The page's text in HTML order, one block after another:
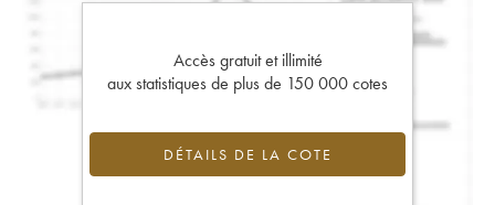
Accès gratuit et illimité
aux statistiques de plus de 150 000 cotes
DÉTAILS DE LA COTE